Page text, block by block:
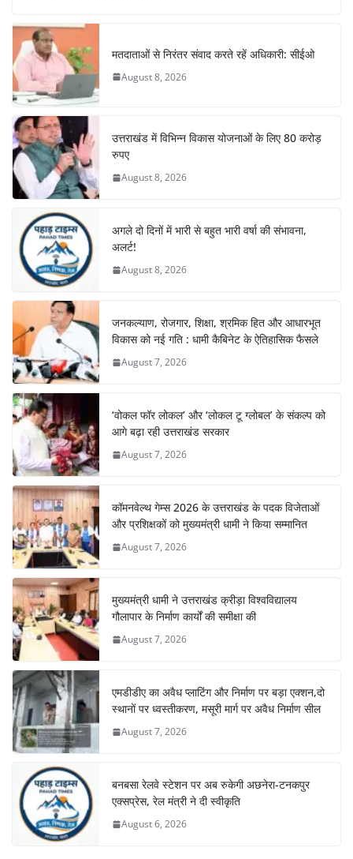
b
o
o
k
A
p
p
m n
मतदाताओं से निरंतर संवाद करते रहें अधिकारी: सीईओ
August 8, 2026
उत्तराखंड में विभिन्न विकास योजनाओं के लिए 80 करोड़
रुपए
August 8, 2026
अगले दो दिनों में भारी से बहुत भारी वर्षा की संभावना,
अलर्ट!
August 8, 2026
जनकल्याण, रोजगार, शिक्षा, श्रमिक हित और आधारभूत
विकास को नई गति : धामी कैबिनेट के ऐतिहासिक फैसले
August 7, 2026
‘वोकल फॉर लोकल’ और ‘लोकल टू ग्लोबल’ के संकल्प को
आगे बढ़ा रही उत्तराखंड सरकार
August 7, 2026
कॉमनवेल्थ गेम्स 2026 के उत्तराखंड के पदक विजेताओं
और प्रशिक्षकों को मुख्यमंत्री धामी ने किया सम्मानित
August 7, 2026
मुख्यमंत्री धामी ने उत्तराखंड क्रीड़ा विश्वविद्यालय
गौलापार के निर्माण कार्यों की समीक्षा की
August 7, 2026
एमडीडीए का अवैध प्लाटिंग और निर्माण पर बड़ा एक्शन,दो
स्थानों पर ध्वस्तीकरण, मसूरी मार्ग पर अवैध निर्माण सील
August 7, 2026
बनबसा रेलवे स्टेशन पर अब रुकेगी अछनेरा-टनकपुर
एक्सप्रेस, रेल मंत्री ने दी स्वीकृति
August 6, 2026